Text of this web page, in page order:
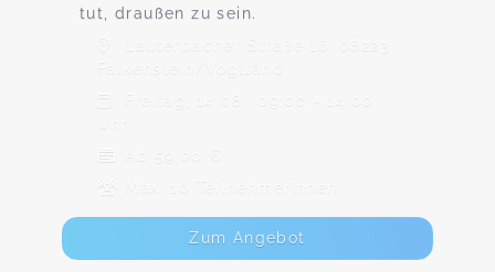
tut, draußen zu sein.
Lauterbacher Straße 16, 08223
Falkenstein/Vogtland
Freitag, 14.08., 09:00 - 14:00
Ab 59,00 €
Max. 10 TeilnehmerInnen
Zum Angebot